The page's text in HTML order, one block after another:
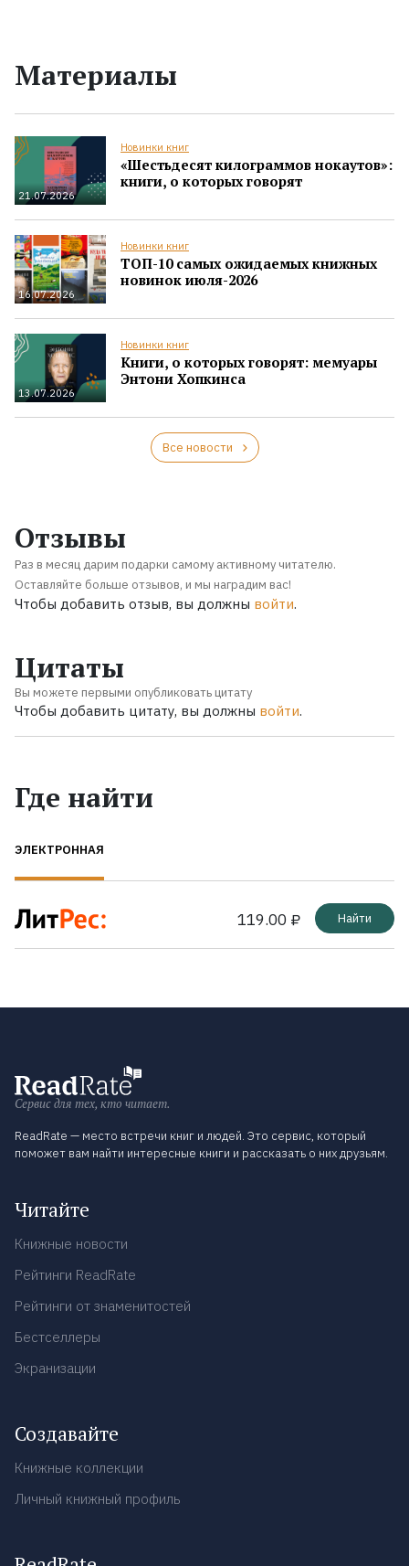
Материалы
21.07.2026
Новинки книг
«Шестьдесят килограммов нокаутов»:
книги, о которых говорят
16.07.2026
Новинки книг
ТОП-10 самых ожидаемых книжных
новинок июля-2026
13.07.2026
Новинки книг
Книги, о которых говорят: мемуары
Энтони Хопкинса
Все новости
Отзывы
Раз в месяц дарим подарки самому активному читателю.
Оставляйте больше отзывов, и мы наградим вас!
Чтобы добавить отзыв, вы должны войти.
Цитаты
Вы можете первыми опубликовать цитату
Чтобы добавить цитату, вы должны войти.
Где найти
ЭЛЕКТРОННАЯ
119.00 ₽ Найти
Сервис для тех, кто читает.
ReadRate — место встречи книг и людей. Это сервис, который
поможет вам найти интересные книги и рассказать о них друзьям.
Читайте
Книжные новости
Рейтинги ReadRate
Рейтинги от знаменитостей
Бестселлеры
Экранизации
Создавайте
Книжные коллекции
Личный книжный профиль